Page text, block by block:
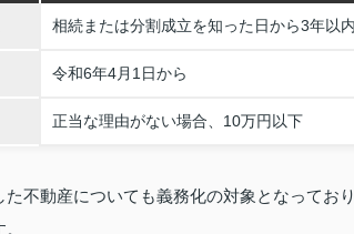
相続または分割成立を知った日から3年以内
令和6年4月1日から
正当な理由がない場合、10万円以下
た不動産についても義務化の対象となってお